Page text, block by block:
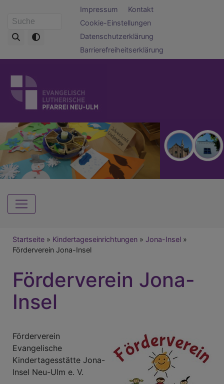
zum
Suche
Fußbereichsmenü
Impressum
Kontakt
Cookie-Einstellungen
Datenschutzerklärung
Barrierefreiheitserklärung
Hauptnavigation
Breadcrumb
Startseite Kindertageseinrichtungen
Jona-Insel
Förderverein Jona-Insel
Förderverein Jona-
Insel
Förderverein
Evangelische
Kindertagesstätte Jona-
Insel Neu-Ulm e. V.